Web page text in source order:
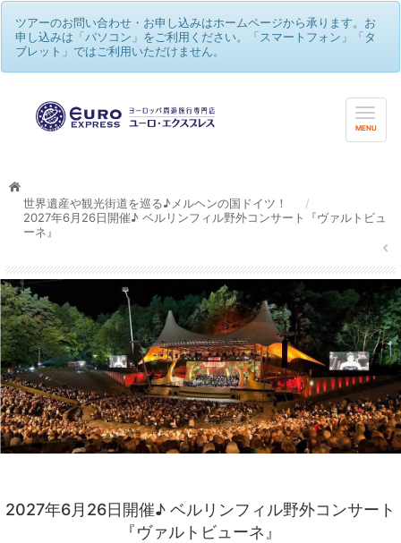
ツアーのお問い合わせ・お申し込みはホームページから承ります。お
申し込みは「パソコン」をご利用ください。「スマートフォン」「タ
ブレット」ではご利用いただけません。
MENU
世界遺産や観光街道を巡る♪メルヘンの国ドイツ！
/
2027年6月26日開催♪ ベルリンフィル野外コンサート『ヴァルトビュ
ーネ』
2027年6月26日開催♪ ベルリンフィル野外コンサート
『ヴァルトビューネ』